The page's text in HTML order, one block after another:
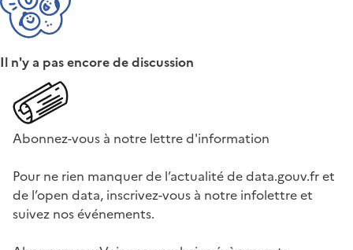
Il n'y a pas encore de discussion
Abonnez-vous à notre lettre d'information
Pour ne rien manquer de l’actualité de data.gouv.fr et
de l’open data, inscrivez-vous à notre infolettre et
suivez nos événements.